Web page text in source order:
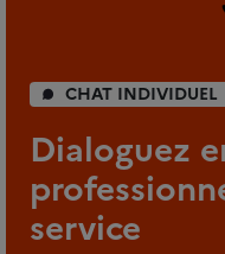
CHAT INDIVIDUEL
Dialoguez
service